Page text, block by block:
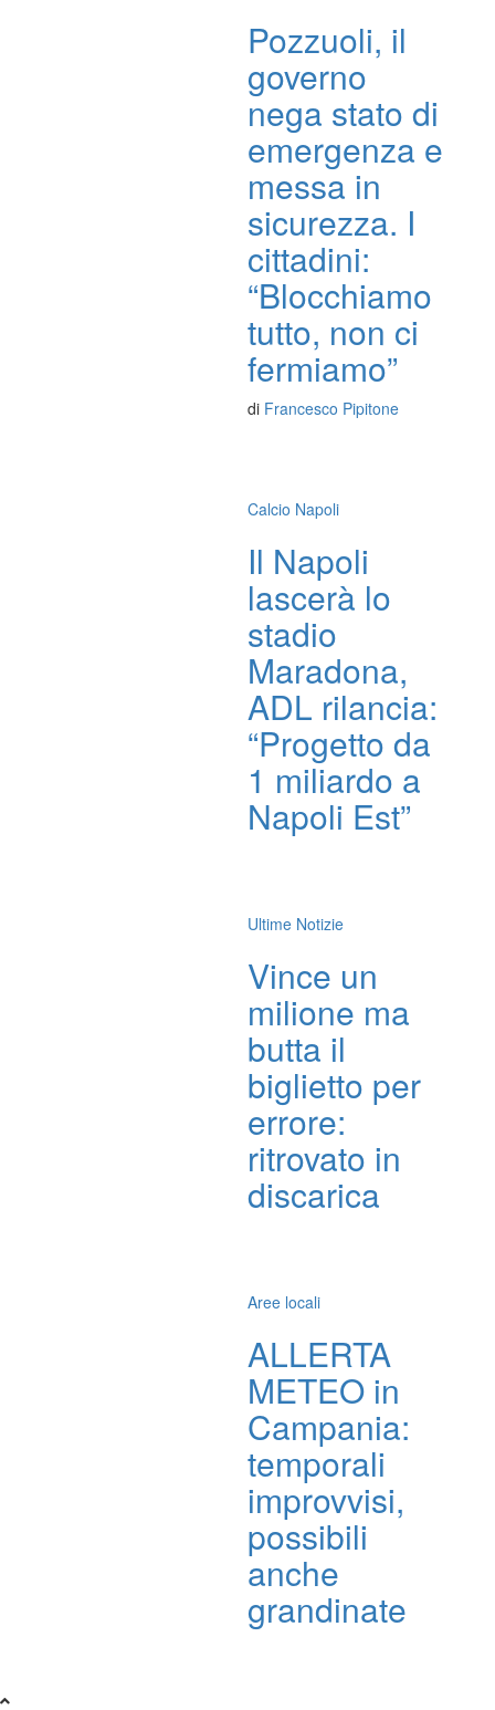
Pozzuoli, il
governo
nega stato di
emergenza e
messa in
sicurezza. I
cittadini:
“Blocchiamo
tutto, non ci
fermiamo”
di Francesco Pipitone
Calcio Napoli
Il Napoli
lascerà lo
stadio
Maradona,
ADL rilancia:
“Progetto da
1 miliardo a
Napoli Est”
Ultime Notizie
Vince un
milione ma
butta il
biglietto per
errore:
ritrovato in
discarica
Aree locali
ALLERTA
METEO in
Campania:
temporali
improvvisi,
possibili
anche
grandinate